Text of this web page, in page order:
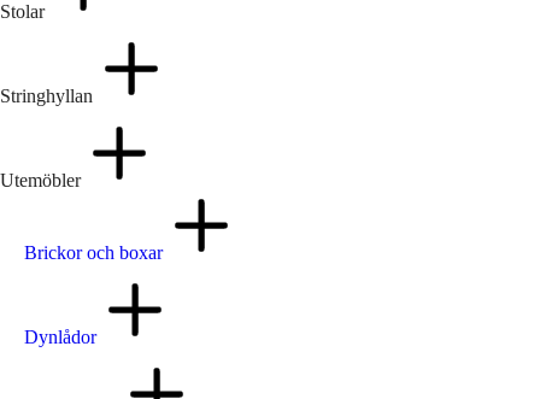
Stolar
Stringhyllan
Utemöbler
Brickor och boxar
Dynlådor